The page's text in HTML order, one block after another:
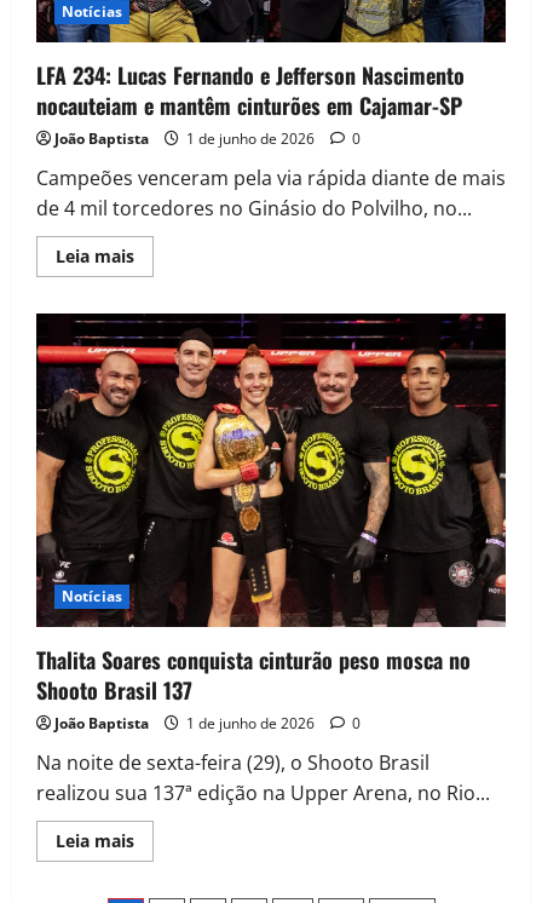
Notícias
LFA 234: Lucas Fernando e Jefferson Nascimento
nocauteiam e mantêm cinturões em Cajamar-SP
João Baptista 1 de junho de 2026 0
Campeões venceram pela via rápida diante de mais
de 4 mil torcedores no Ginásio do Polvilho, no...
Leia mais
Notícias
Thalita Soares conquista cinturão peso mosca no
Shooto Brasil 137
João Baptista 1 de junho de 2026 0
Na noite de sexta-feira (29), o Shooto Brasil
realizou sua 137ª edição na Upper Arena, no Rio...
Leia mais